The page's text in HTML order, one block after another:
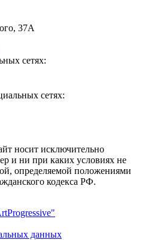
37А
сетях:
сетях:
носит исключительно
и ни при каких условиях не
определяемой положениями
кодекса РФ.
данных